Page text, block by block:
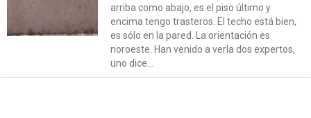
arriba como abajo, es el piso último y
encima tengo trasteros. El techo está bien,
es sólo en la pared. La orientación es
noroeste. Han venido a verla dos expertos,
uno dice...